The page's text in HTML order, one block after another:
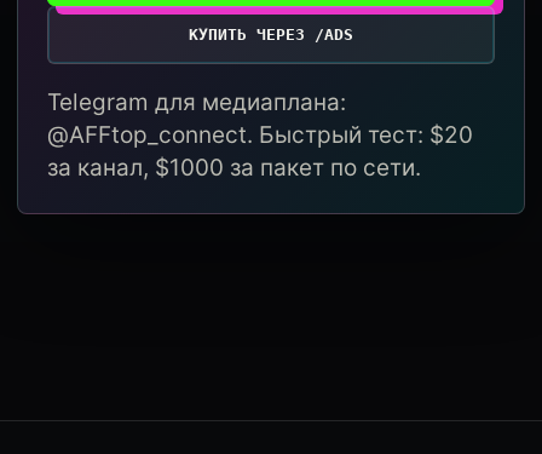
КУПИТЬ ЧЕРЕЗ /ADS
Telegram для медиаплана:
@AFFtop_connect. Быстрый тест: $20
за канал, $1000 за пакет по сети.